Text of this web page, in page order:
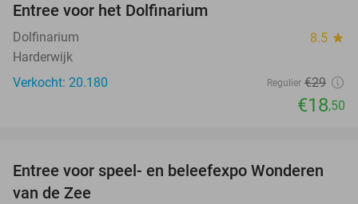
Entree voor het Dolfinarium
Dolfinarium 8.5 star
Harderwijk
Verkocht: 20.180
Regulier €29
€18,50
21%
Entree voor speel- en beleefexpo Wonderen
van de Zee